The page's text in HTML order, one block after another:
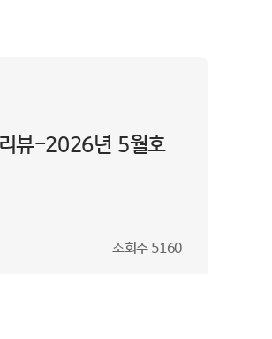
뷰-2026년 5월호
조회수5160